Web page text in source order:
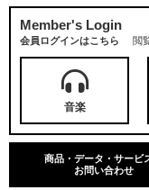
Member's Login
会員ログインはこちら 閲
音楽
商品・データ・サービ
お問い合わせ